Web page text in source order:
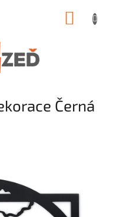
Černá